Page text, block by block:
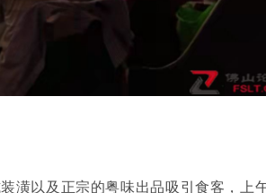
潢以及正宗的粤味出品吸引食客，上